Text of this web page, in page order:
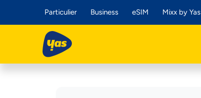
Particulier Business eSIM Mixx by Yas